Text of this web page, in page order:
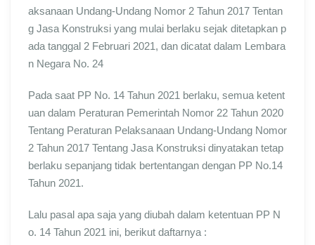
aksanaan Undang-Undang Nomor 2 Tahun 2017 Tentan
g Jasa Konstruksi yang mulai berlaku sejak ditetapkan p
ada tanggal 2 Februari 2021, dan dicatat dalam Lembara
n Negara No. 24
Pada saat PP No. 14 Tahun 2021 berlaku, semua ketent
uan dalam Peraturan Pemerintah Nomor 22 Tahun 2020
Tentang Peraturan Pelaksanaan Undang-Undang Nomor
2 Tahun 2017 Tentang Jasa Konstruksi dinyatakan tetap
berlaku sepanjang tidak bertentangan dengan PP No.14
Tahun 2021.
Lalu pasal apa saja yang diubah dalam ketentuan PP N
o. 14 Tahun 2021 ini, berikut daftarnya :